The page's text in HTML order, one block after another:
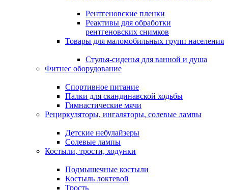
Рентгеновские пленки
Реактивы для обработки
рентгеновских снимков
Товары для маломобильных групп населения
Стулья-сиденья для ванной и душа
Фитнес оборудование
Спортивное питание
Палки для скандинавской ходьбы
Гимнастические мячи
Рециркуляторы, ингаляторы, солевые лампы
Детские небулайзеры
Солевые лампы
Костыли, трости, ходунки
Подмышечные костыли
Костыль локтевой
Трость